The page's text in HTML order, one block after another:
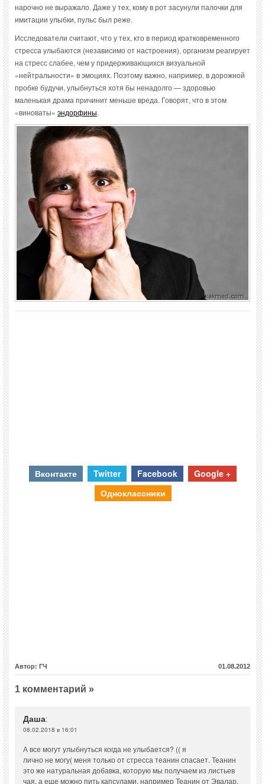
нарочно не выражало. Даже у тех, кому в рот засунули палочки для
имитации улыбки, пульс был реже.
Исследователи считают, что у тех, кто в период кратковременного
стресса улыбаются (независимо от настроения), организм реагирует
на стресс слабее, чем у придерживающихся визуальной
«нейтральности» в эмоциях. Поэтому важно, например, в дорожной
пробке будучи, улыбнуться хотя бы ненадолго — здоровью
маленькая драма причинит меньше вреда. Говорят, что в этом
«виноваты» эндорфины.
Вконтакте Twitter Facebook
Google +
Одноклассники
Автор: ГЧ 01.08.2012
1 комментарий »
Даша:
08.02.2018 в 16:01
А все могут улыбнуться когда не улыбается? (( я
лично не могу( меня только от стресса теанин спасает. Теанин
это же натуральная добавка, которую мы получаем из листьев
чая, а еще можно пить капсулами, например Теанин от Эвалар.